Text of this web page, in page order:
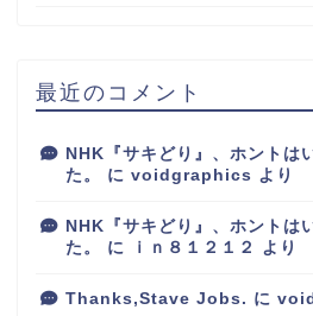
最近のコメント
NHK『サキどり』、ホントは
た。
に voidgraphics より
NHK『サキどり』、ホントは
た。
に ｉｎ８１２１２ より
Thanks,Stave Jobs. に